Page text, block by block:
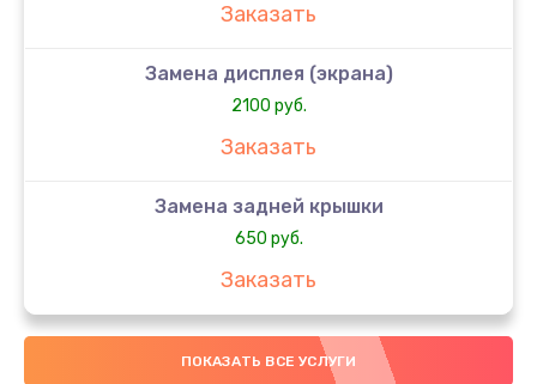
Заказать
Замена дисплея (экрана)
2100 руб.
Заказать
Замена задней крышки
650 руб.
Заказать
Замена аккумулятора
4000 руб.
ПОКАЗАТЬ ВСЕ УСЛУГИ